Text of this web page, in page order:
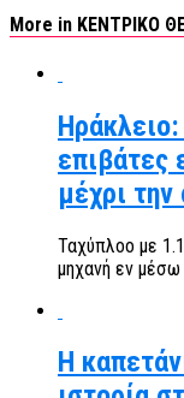
More in ΚΕΝΤΡΙΚΟ
επιβάτες
μέχρι
Ταχύπλοο με
μηχανή εν
Η